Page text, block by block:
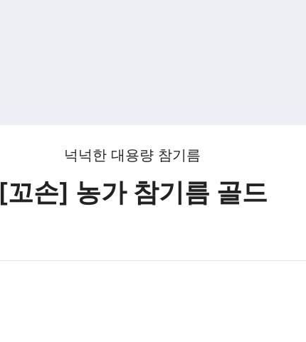
넉넉한 대용량 참기름
[꼬손] 농가 참기름 골드